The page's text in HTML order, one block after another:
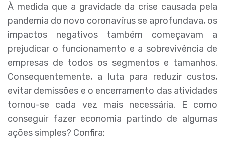
À medida que a gravidade da crise causada pela
pandemia do novo coronavírus se aprofundava, os
impactos negativos também começavam a
prejudicar o funcionamento e a sobrevivência de
empresas de todos os segmentos e tamanhos.
Consequentemente, a luta para reduzir custos,
evitar demissões e o encerramento das atividades
tornou-se cada vez mais necessária. E como
conseguir fazer economia partindo de algumas
ações simples? Confira: